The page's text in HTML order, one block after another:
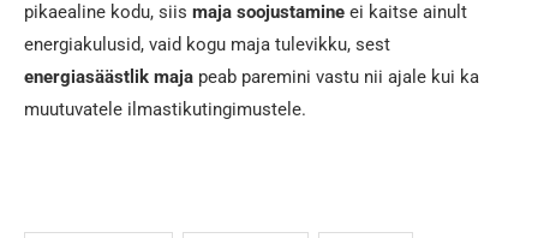
pikaealine kodu, siis maja soojustamine ei kaitse ainult
energiakulusid, vaid kogu maja tulevikku, sest
energiasäästlik maja peab paremini vastu nii ajale kui ka
muutuvatele ilmastikutingimustele.